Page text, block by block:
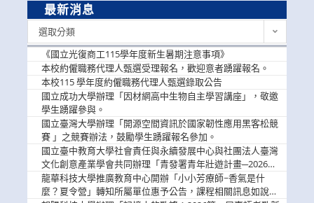
最新消息
選取分類
《國立光復商工115學年度新生暑期注意事項》
本校約僱職務代理人甄選受理報名，歡迎意者踴躍報名。
本校115 學年度約僱職務代理人甄選錄取公告
國立成功大學辦理「因材網高中生物自主學習講座」，敬邀
學生踴躍參與。
國立臺灣大學辦理「開源空間資訊於國家韌性應用黑客松競
賽 」之競賽辦法，鼓勵學生踴躍報名參加。
國立臺中教育大學社會責任與永續發展中心與社團法人臺灣
文化創意產業學會共同辦理「青發署青年壯遊計畫─2026臺
中舊城都市建築文化體驗」活動，敬邀學生踴躍報名參加，
公告周知。
龍華科技大學推廣教育中心開辦「小小芳療師~香氣是什
麼？夏令營」轉知所屬單位惠予公告，課程相關訊息如說